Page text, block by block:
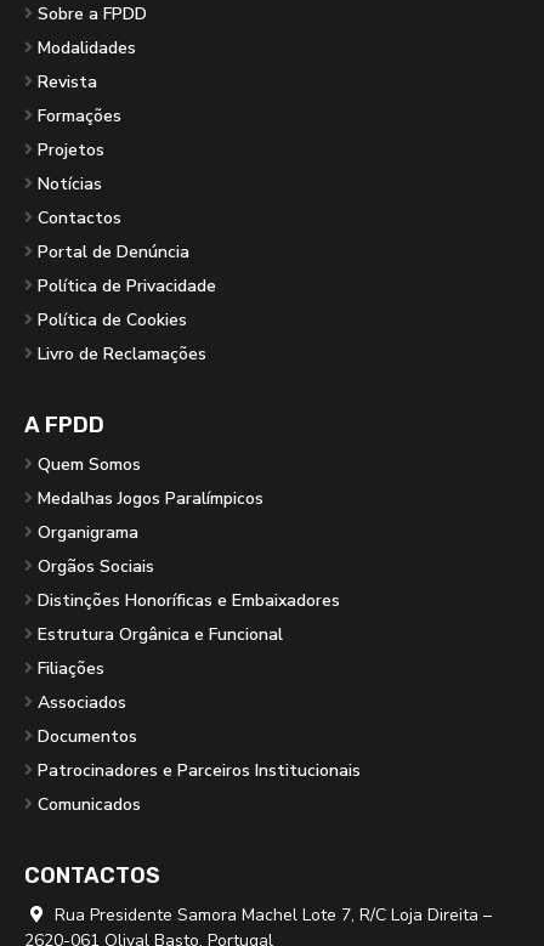
Sobre a FPDD
Modalidades
Revista
Formações
Projetos
Notícias
Contactos
Portal de Denúncia
Política de Privacidade
Política de Cookies
Livro de Reclamações
A FPDD
Quem Somos
Medalhas Jogos Paralímpicos
Organigrama
Orgãos Sociais
Distinções Honoríficas e Embaixadores
Estrutura Orgânica e Funcional
Filiações
Associados
Documentos
Patrocinadores e Parceiros Institucionais
Comunicados
CONTACTOS

Rua Presidente Samora Machel Lote 7, R/C Loja Direita –
2620-061 Olival Basto, Portugal